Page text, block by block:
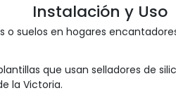
Instalación y Uso
suelos en hogares
que usan selladores de
la Victoria.